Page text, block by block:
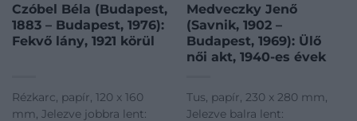
Czóbel Béla (Budapest,
1883 – Budapest, 1976):
Fekvő lány, 1921 körül
Rézkarc, papír, 120 x 160
mm, Jelezve jobbra lent:
Medveczky Jenő
(Savnik, 1902 –
Budapest, 1969): Ülő
női akt, 1940-es évek
Tus, papír, 230 x 280 mm,
Jelezve balra lent: